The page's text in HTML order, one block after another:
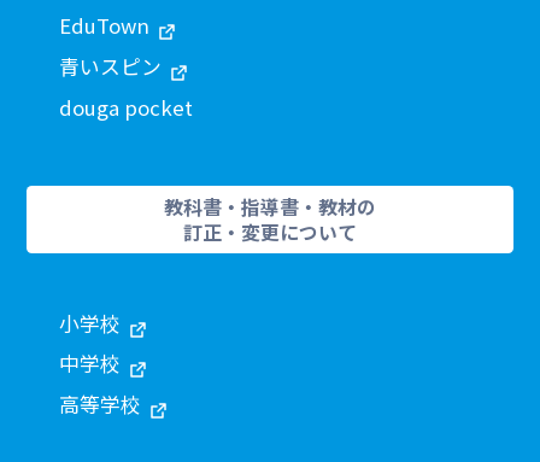
EduTown
青いスピン
douga pocket
教科書・指導書・教材の
訂正・変更について
小学校
中学校
高等学校